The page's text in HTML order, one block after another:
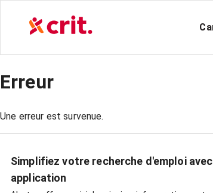
Erreur
Une erreur est survenue.
Simplifiez votre recherche d'emploi
application